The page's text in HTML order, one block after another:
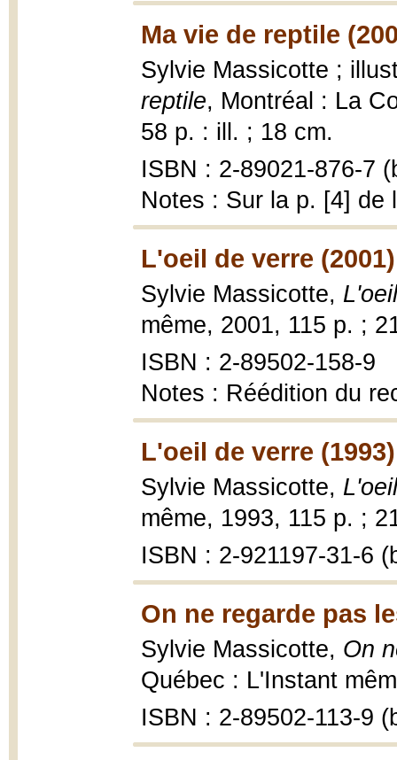
Ma vie de reptile
Sylvie Massicotte ;
reptile, Montréal : La
58 p. : ill. ; 18 cm.
ISBN : 2-89021-876-7
Notes : Sur la p. [4] de
L'oeil de verre (2001)
Sylvie Massicotte,
même, 2001, 115 p. ;
ISBN : 2-89502-158-9
Notes : Réédition du
L'oeil de verre (1993)
Sylvie Massicotte,
même, 1993, 115 p. ;
ISBN : 2-921197-31-6
On ne regarde pas
Sylvie Massicotte, On
Québec : L'Instant
ISBN : 2-89502-113-9